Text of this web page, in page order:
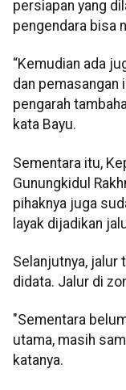
persiapan yang
pengendara bisa
“Kemudian ada
dan pemasangan
pengarah
kata Bayu.
Sementara itu,
Gunungkidul
pihaknya juga
layak dijadikan
Selanjutnya, jalur
didata. Jalur di
"Sementara
utama, masih
katanya.